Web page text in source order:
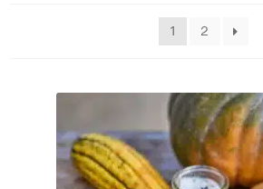
1 2
2 Oktober 2026
Fr. 02.10.2026
€
–
100
€
3 Gang Menü - 100% biologisch,